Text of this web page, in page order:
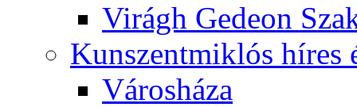
Virágh Gedeon
Kunszentmiklós híres
Városháza